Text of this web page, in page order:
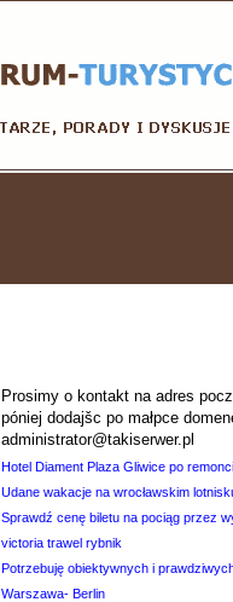
Prosimy o kontakt na adres
póniej dodajšc po małpce
administrator@takiserwer.pl
Hotel Diament Plaza Gliwice po
Udane wakacje na wrocławskim
Sprawdź cenę biletu na pociąg przez
victoria trawel rybnik
Potrzebuję obiektywnych i
Warszawa- Berlin